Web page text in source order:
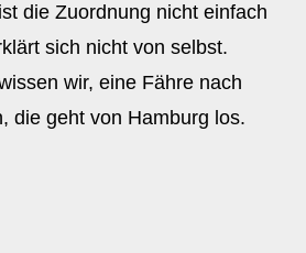
die Zuordnung nicht einfach
sich nicht von selbst.
wir, eine Fähre nach
die geht von Hamburg los.